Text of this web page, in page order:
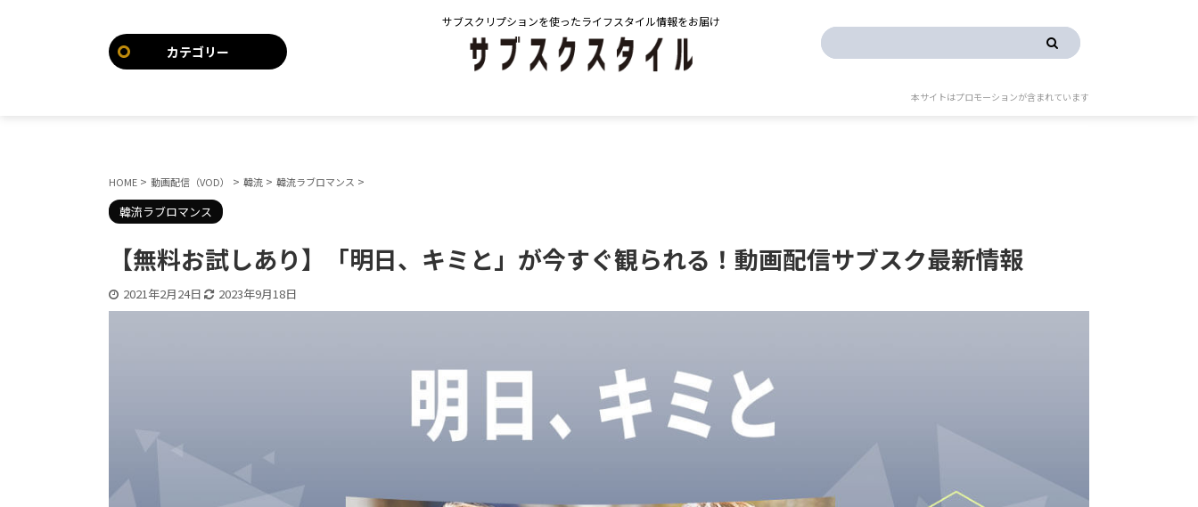
サブスクリプションを使ったライフスタイル情報をお届け
本サイトはプロモーションが含まれています
カテゴリー
HOME > 動画配信（VOD） > 韓流 > 韓流ラブロマンス >
韓流ラブロマンス
【無料お試しあり】「明日、キミと」が今すぐ観られる！動画配信サブスク最新情報
2021年2月24日 2023年9月18日